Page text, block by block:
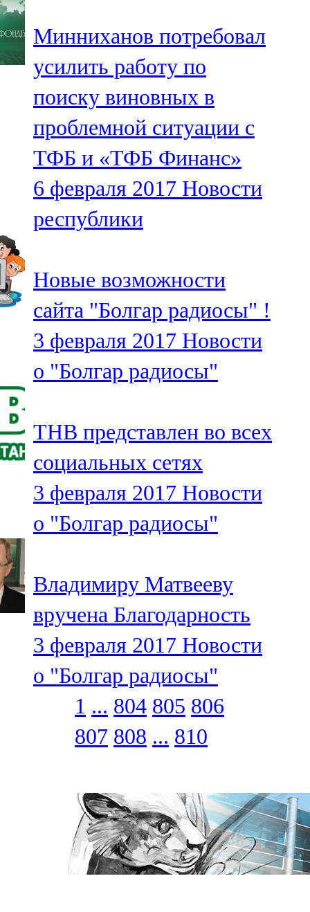
Минниханов потребовал
усилить работу по
поиску виновных в
проблемной ситуации с
ТФБ и «ТФБ Финанс»
6 февраля 2017 Новости
республики
Новые возможности
сайта "Болгар радиосы" !
3 февраля 2017 Новости
о "Болгар радиосы"
ТНВ представлен во всех
социальных сетях
3 февраля 2017 Новости
о "Болгар радиосы"
Владимиру Матвееву
вручена Благодарность
3 февраля 2017 Новости
о "Болгар радиосы"
1 ... 804 805 806
807 808 ... 810